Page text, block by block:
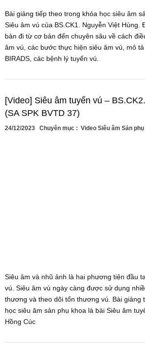
Bài giảng tiếp theo trong khóa học siêu âm
Siêu âm vú của BS.CK1. Nguyễn Việt Hùng.
bản đi từ cơ bản đến chuyên sâu về cách
âm vú, các bước thực hiện siêu âm vú, mô
BIRADS, các bệnh lý tuyến vú.
[Video] Siêu âm tuyến vú –
(SA SPK BVTD 37)
24/12/2023 Chuyên mục : Video Siêu âm Sản
Siêu âm và nhũ ảnh là hai phương tiện đầu
vú. Siêu âm vú ngày càng được sử dụng
thương và theo dõi tổn thương vú. Bài giảng
học siêu âm sản phụ khoa là bài Siêu âm
Hồng Cúc